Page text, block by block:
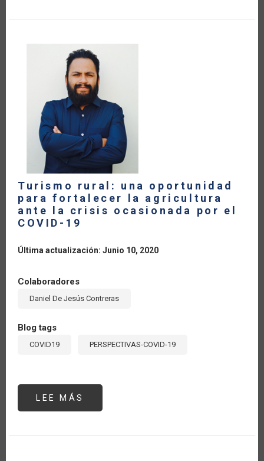
EL
ESTADO
DE
EMERGENCIA
POR
EL
COVID-
19
EN
EL
PERÚ
Turismo rural: una oportunidad
para fortalecer la agricultura
ante la crisis ocasionada por el
COVID-19
Última actualización: Junio 10, 2020
Colaboradores
Daniel De Jesús Contreras
Blog tags
COVID19 PERSPECTIVAS-COVID-19
LEE MÁS
RURAL: